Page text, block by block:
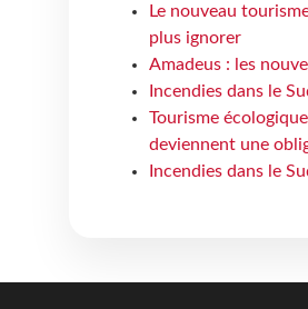
Le nouveau
plus ignorer
Amadeus : les
Incendies dans le
Tourisme
deviennent une
Incendies dans le